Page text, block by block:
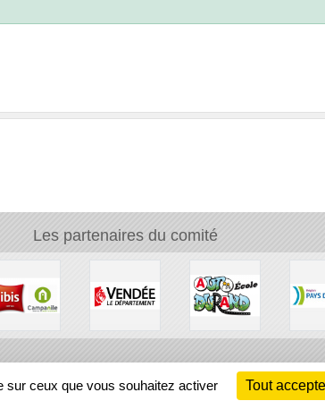
Les partenaires du comité
sur ceux que vous souhaitez activer Tout